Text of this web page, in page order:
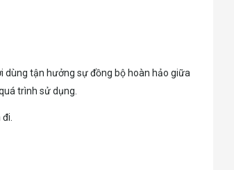
dùng tận hưởng sự đồng bộ hoàn hảo giữa
trình sử dụng.